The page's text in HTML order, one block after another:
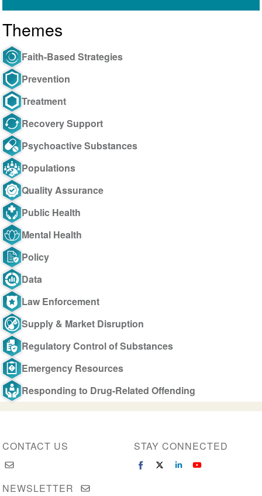
Themes
Faith-Based Strategies
Prevention
Treatment
Recovery Support
Psychoactive Substances
Populations
Quality Assurance
Public Health
Mental Health
Policy
Data
Law Enforcement
Supply & Market Disruption
Regulatory Control of Substances
Emergency Resources
Responding to Drug-Related Offending
CONTACT US STAY CONNECTED
NEWSLETTER